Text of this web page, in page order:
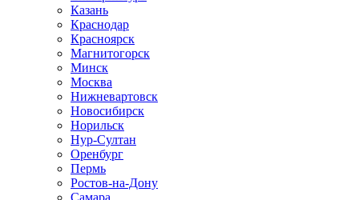
Казань
Краснодар
Красноярск
Магнитогорск
Минск
Москва
Нижневартовск
Новосибирск
Норильск
Нур-Султан
Оренбург
Пермь
Ростов-на-Дону
Самара